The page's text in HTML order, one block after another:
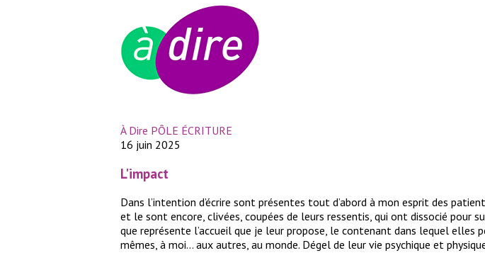
À Dire PÔLE ÉCRITURE
16 juin 2025
L'impact
Dans l’intention d’écrire sont présentes tout d’abord à mon esprit des
et le sont encore, clivées, coupées de leurs ressentis, qui ont dissocié pour
que représente l’accueil que je leur propose, le contenant dans lequel elles
mêmes, à moi… aux autres, au monde. Dégel de leur vie psychique et